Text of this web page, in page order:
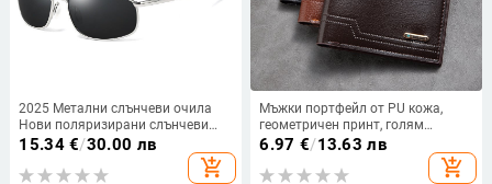
2025 Метални слънчеви очила
Нови поляризирани слънчеви
очила Мъжки слънчеви очила за
шофиране Огледала Очила
15.34€/30.00 лв
add_shopping_cart
Мъжки портфейл от PU кожа,
геометричен принт, голям
капацитет, ултра лек,
слотове за карти
6.97 €/13.63 лв
add_shopping_cart